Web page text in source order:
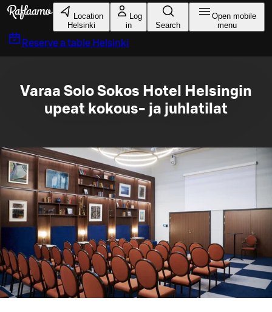
Skip to main content
Location
Helsinki
Log
in
Search
Open mobile
menu
Reserve a table Helsinki
Varaa Solo Sokos Hotel Helsingin
upeat kokous- ja juhlatilat